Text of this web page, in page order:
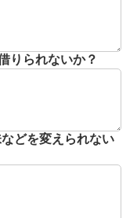
りられないか？
どを変えられない